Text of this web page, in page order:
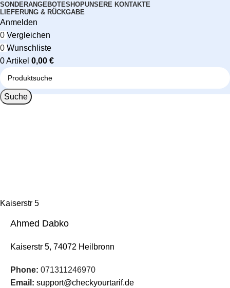
SONDERANGEBOTESHOPUNSERE KONTAKTE
LIEFERUNG & RÜCKGABE
Anmelden
0 Vergleichen
0 Wunschliste
0Artikel 0,00 €
Suche
Kaiserstr 5
Deutschland
Ahmed Dabko
Kaiserstr 5, 74072 Heilbronn
Phone: 071311246970
Email: support@checkyourtarif.de